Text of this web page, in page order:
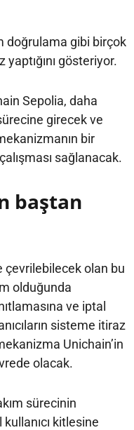
doğrulama gibi birçok
gösteriyor.
Sepolia, daha
girecek ve
bir
sağlanacak.
baştan
çevrilebilecek olan bu
olduğunda
ve iptal
sisteme itiraz
Unichain’in
olacak.
sürecinin
kitlesine